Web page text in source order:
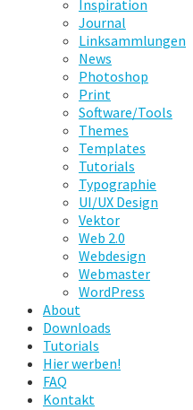
Inspiration
Journal
Linksammlungen
News
Photoshop
Print
Software/Tools
Themes
Templates
Tutorials
Typographie
UI/UX Design
Vektor
Web 2.0
Webdesign
Webmaster
WordPress
About
Downloads
Tutorials
Hier werben!
FAQ
Kontakt